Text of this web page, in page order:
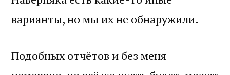
варианты, но мы их не обнаружили.
Подобных отчётов и без меня